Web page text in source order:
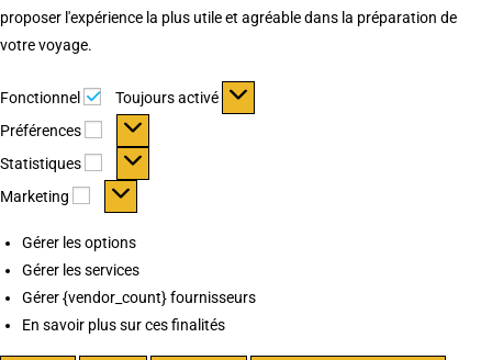
proposer l'expérience la plus utile et agréable dans la préparation de
votre voyage.
Fonctionnel Fonctionnel
Toujours activé
Préférences
Préférences
Statistiques Statistiques
Marketing Marketing
Gérer les options
Gérer les services
Gérer {vendor_count} fournisseurs
En savoir plus sur ces finalités